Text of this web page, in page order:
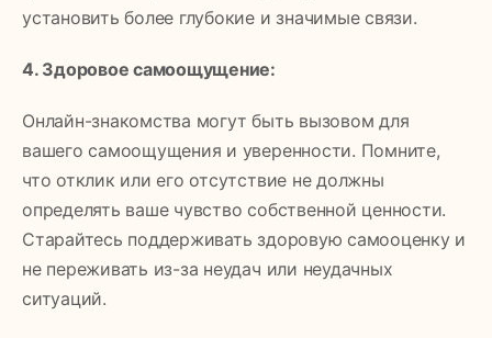
установить более глубокие и значимые связи.
4. Здоровое самоощущение:
Онлайн-знакомства могут быть вызовом для
вашего самоощущения и уверенности. Помните,
что отклик или его отсутствие не должны
определять ваше чувство собственной ценности.
Старайтесь поддерживать здоровую самооценку и
не переживать из-за неудач или неудачных
ситуаций.